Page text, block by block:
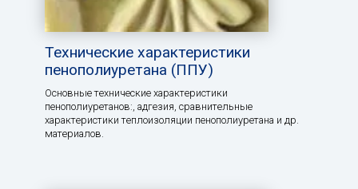
Технические характеристики
пенополиуретана (ППУ)
Основные технические характеристики
пенополиуретанов:, aдгезия, сравнительные
характеристики теплоизоляции пенополиуретана и др.
материалов.